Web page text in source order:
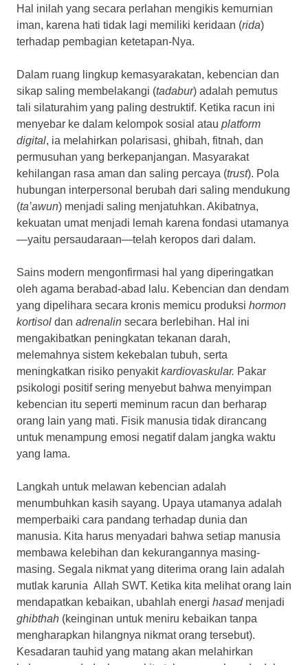
Hal inilah yang secara perlahan mengikis kemurnian
iman, karena hati tidak lagi memiliki keridaan (rida)
terhadap pembagian ketetapan-Nya.
Dalam ruang lingkup kemasyarakatan, kebencian dan
sikap saling membelakangi (tadabur) adalah pemutus
tali silaturahim yang paling destruktif. Ketika racun ini
menyebar ke dalam kelompok sosial atau platform
digital, ia melahirkan polarisasi, ghibah, fitnah, dan
permusuhan yang berkepanjangan. Masyarakat
kehilangan rasa aman dan saling percaya (trust). Pola
hubungan interpersonal berubah dari saling mendukung
(ta’awun) menjadi saling menjatuhkan. Akibatnya,
kekuatan umat menjadi lemah karena fondasi utamanya
—yaitu persaudaraan—telah keropos dari dalam.
Sains modern mengonfirmasi hal yang diperingatkan
oleh agama berabad-abad lalu. Kebencian dan dendam
yang dipelihara secara kronis memicu produksi hormon
kortisol dan adrenalin secara berlebihan. Hal ini
mengakibatkan peningkatan tekanan darah,
melemahnya sistem kekebalan tubuh, serta
meningkatkan risiko penyakitkardiovaskular. Pakar
psikologi positif sering menyebut bahwa menyimpan
kebencian itu seperti meminum racun dan berharap
orang lain yang mati. Fisik manusia tidak dirancang
untuk menampung emosi negatif dalam jangka waktu
yang lama.
Langkah untuk melawan kebencian adalah
menumbuhkan kasih sayang. Upaya utamanya adalah
memperbaiki cara pandang terhadap dunia dan
manusia. Kita harus menyadari bahwa setiap manusia
membawa kelebihan dan kekurangannya masing-
masing. Segala nikmat yang diterima orang lain adalah
mutlak karunia Allah SWT. Ketika kita melihat orang lain
mendapatkan kebaikan, ubahlah energi hasadmenjadi
ghibthah (keinginan untuk meniru kebaikan tanpa
mengharapkan hilangnya nikmat orang tersebut).
Kesadaran tauhid yang matang akan melahirkan